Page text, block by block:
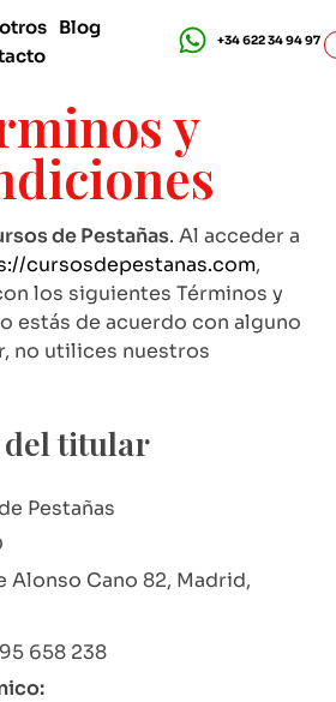
Blog
+34 622 34 94 97
y
de Pestañas. Al acceder a
cursosdepestanas.com,
los siguientes Términos y
estás de acuerdo con alguno
no utilices nuestros
del titular
Pestañas
Alonso Cano 82, Madrid,
658 238